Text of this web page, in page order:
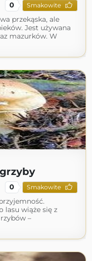
0 Smakowite
przekąska, ale
Jest używana
mazurków. W
0 Smakowite
lasu wiąże się z
–